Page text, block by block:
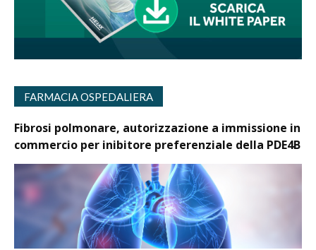
FARMACIA OSPEDALIERA
Fibrosi polmonare, autorizzazione a immissione in
commercio per inibitore preferenziale della PDE4B